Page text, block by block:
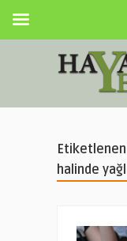
halinde